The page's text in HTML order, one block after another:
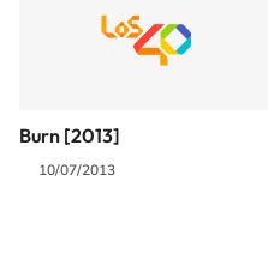
Burn [2013]
10/07/2013